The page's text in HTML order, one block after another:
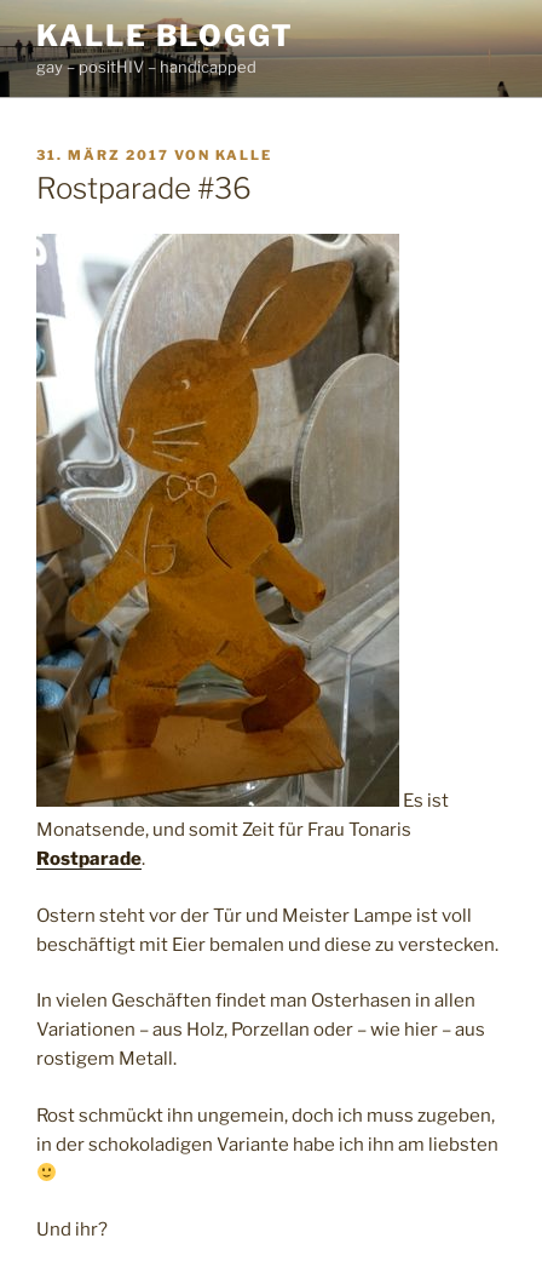
Inhalt
springen
KALLE BLOGGT
gay – positHIV – handicapped
VERÖFFENTLICHT
AM
31. MÄRZ 2017 VON KALLE
Rostparade #36
Es ist
Monatsende, und somit Zeit für Frau Tonaris
Rostparade.
Ostern steht vor der Tür und Meister Lampe ist voll
beschäftigt mit Eier bemalen und diese zu verstecken.
In vielen Geschäften findet man Osterhasen in allen
Variationen – aus Holz, Porzellan oder – wie hier – aus
rostigem Metall.
Rost schmückt ihn ungemein, doch ich muss zugeben,
in der schokoladigen Variante habe ich ihn am liebsten
Und ihr?